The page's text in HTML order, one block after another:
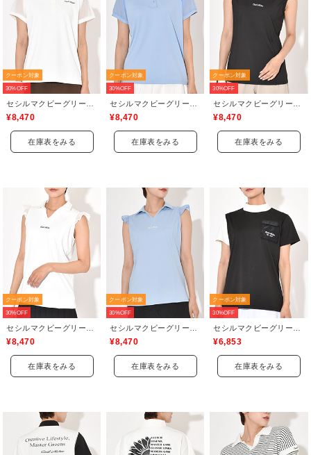
クーポン対象
30%OFF
¥8,470
在庫表をみる
クーポン対象
30%OFF
¥8,470
在庫表をみる
クーポン対象
30%OFF
¥8,470
在庫表をみる
クーポン対象
30%OFF
¥8,470
在庫表をみる
クーポン対象
30%OFF
¥8,470
在庫表をみる
クーポン対象
30%OFF
¥6,853
在庫表をみる